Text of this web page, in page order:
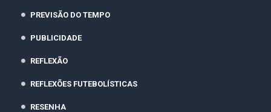
PREVISÃO DO TEMPO
PUBLICIDADE
REFLEXÃO
REFLEXÕES FUTEBOLÍSTICAS
RESENHA